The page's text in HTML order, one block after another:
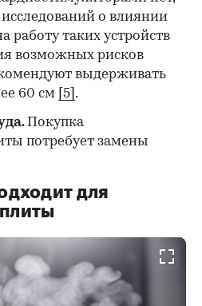
о влиянии
работу таких устройств
возможных рисков
выдерживать
60 см [5] .
. Покупка
потребует замены
для